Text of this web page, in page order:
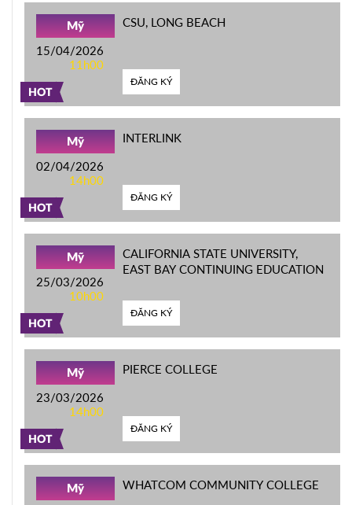
HOT
Mỹ
15/04/2026
11h00
CSU, LONG BEACH
ĐĂNG KÝ
HOT
Mỹ
02/04/2026
14h00
INTERLINK
ĐĂNG KÝ
HOT
Mỹ
25/03/2026
10h00
CALIFORNIA STATE UNIVERSITY,
EAST BAY CONTINUING EDUCATION
ĐĂNG KÝ
HOT
Mỹ
23/03/2026
14h00
PIERCE COLLEGE
ĐĂNG KÝ
Mỹ WHATCOM COMMUNITY COLLEGE